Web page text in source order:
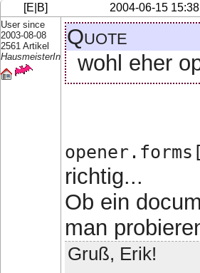
[E|B] 2004-06-15 15:38
User since
2003-08-08
2561 Artikel
HausmeisterIn
Quote
wohl eher
richtig...
Ob ein
man
Gruß, Erik!